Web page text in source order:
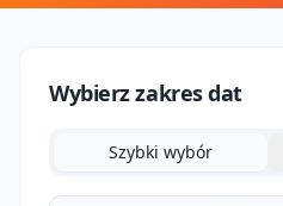
Wybierz zakres dat
Szybki wybór